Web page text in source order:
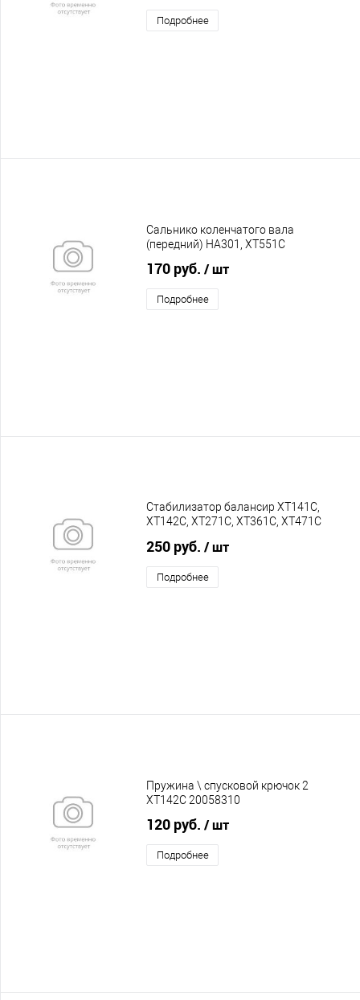
Подробнее
Сальнико коленчатого вала
(передний) HA301, XT551C
170 руб. / шт
Подробнее
Стабилизатор балансир XT141C,
XT142C, XT271C, XT361C, XT471C
250 руб. / шт
Подробнее
Пружина \ спусковой крючок 2
XT142C 20058310
120 руб. / шт
Подробнее